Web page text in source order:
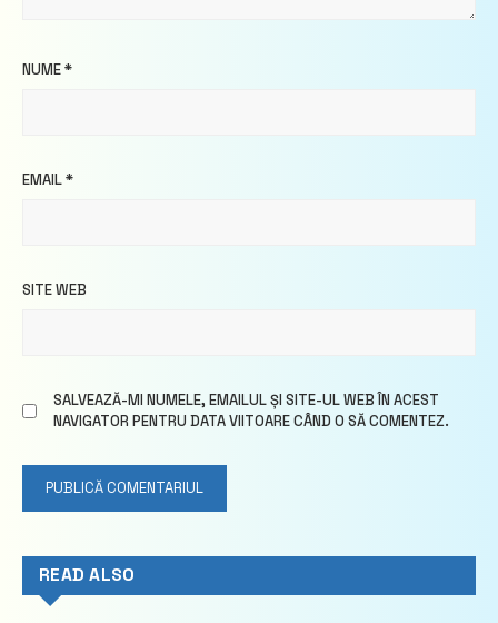
NUME*
EMAIL*
SITE WEB
SALVEAZĂ-MI NUMELE, EMAILUL ȘI SITE-UL WEB ÎN ACEST
NAVIGATOR PENTRU DATA VIITOARE CÂND O SĂ COMENTEZ.
READ ALSO